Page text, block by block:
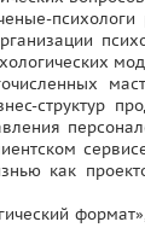
структур
как